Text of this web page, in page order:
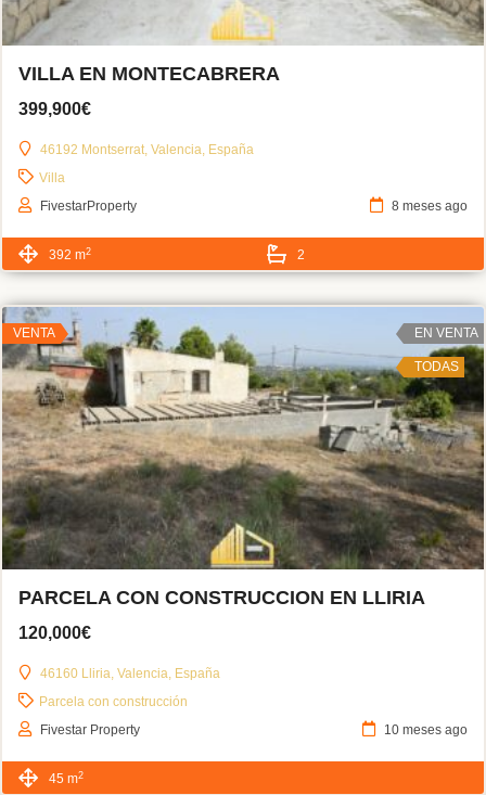
VILLA EN MONTECABRERA
399,900€
46192 Montserrat, Valencia, España
Villa
FivestarProperty
8 meses ago
392 m2 2
VENTA EN VENTA
TODAS
PARCELA CON CONSTRUCCION EN LLIRIA
120,000€
46160 Lliria, Valencia, España
Parcela con construcción
Fivestar Property
10 meses ago
45 m2